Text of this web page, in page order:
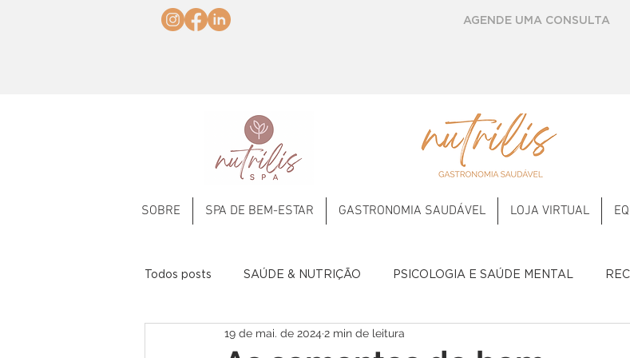
AGENDE UMA CONSULTA
SOBRE SPA DE BEM-ESTAR GASTRONOMIA SAUDÁVEL LOJA VIRTUAL
Todos posts SAÚDE & NUTRIÇÃO PSICOLOGIA E SAÚDE MENTAL
Comemorativas Temperos
19 de mai. de 2024 2 min de leitura